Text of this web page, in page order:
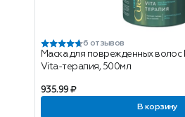
6 отзывов
Маска для поврежденных волос
Vita-терапия, 500мл
935.99 ₽
В корзину